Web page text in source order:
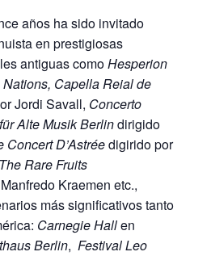
años ha sido invitado
en prestigiosas
antiguas comoHesperion
Capella Reial de
Jordi Savall, Concerto
Alte Musik Berlindirigido
Concert D’Astréedigirido por
The Rare Fruits
Kraemen etc.,
más significativos tanto
Carnegie Hallen
Berlin, Festival Leo